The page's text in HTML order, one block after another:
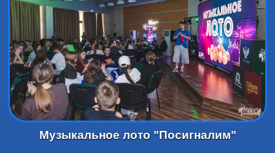
Музыкальное лото "Посигналим"